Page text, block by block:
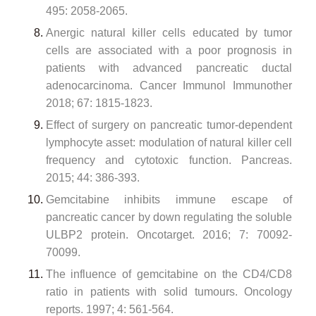
495: 2058-2065.
Anergic natural killer cells educated by tumor
cells are associated with a poor prognosis in
patients with advanced pancreatic ductal
adenocarcinoma. Cancer Immunol Immunother
2018; 67: 1815-1823.
Effect of surgery on pancreatic tumor-dependent
lymphocyte asset: modulation of natural killer cell
frequency and cytotoxic function. Pancreas.
2015; 44: 386-393.
Gemcitabine inhibits immune escape of
pancreatic cancer by down regulating the soluble
ULBP2 protein. Oncotarget. 2016; 7: 70092-
70099.
The influence of gemcitabine on the CD4/CD8
ratio in patients with solid tumours. Oncology
reports. 1997; 4: 561-564.